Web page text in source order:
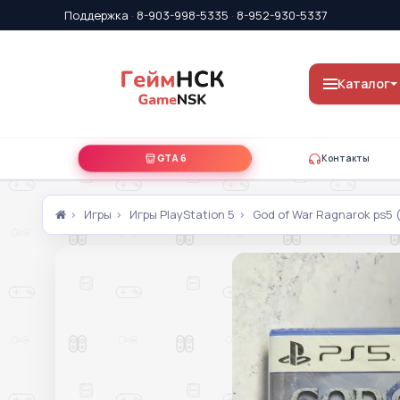
Поддержка · 8-903-998-5335 · 8-952-930-5337
Каталог
GTA 6 Контакты
Игры Игры PlayStation 5 God of War Ragnarok